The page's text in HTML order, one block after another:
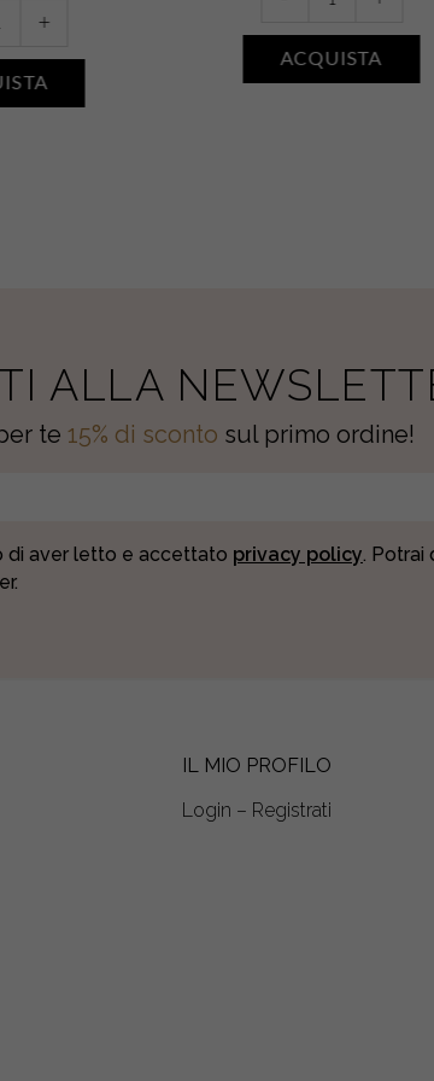
+
Radieux
ACQUISTA
ALLA
te 15% di sconto sul primo ordine!
di aver letto e accettato privacy policy. Potrai
IL MIO PROFILO
Login – Registrati